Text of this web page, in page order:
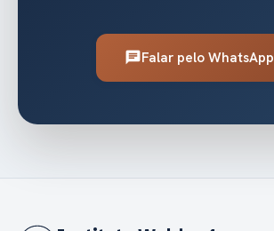
chatFalar pelo WhatsApp